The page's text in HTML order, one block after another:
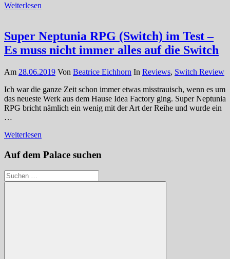
Weiterlesen
Super Neptunia RPG (Switch) im Test –
Es muss nicht immer alles auf die Switch
Am 28.06.2019 Von Beatrice Eichhorn In Reviews, Switch Review
Ich war die ganze Zeit schon immer etwas misstrauisch, wenn es um
das neueste Werk aus dem Hause Idea Factory ging. Super Neptunia
RPG bricht nämlich ein wenig mit der Art der Reihe und wurde ein
…
Weiterlesen
Auf dem Palace suchen
Suchen
nach: